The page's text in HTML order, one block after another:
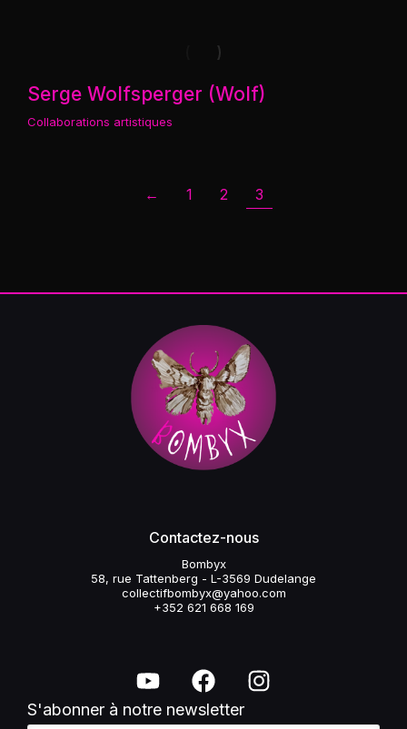
Serge Wolfsperger (Wolf)
Collaborations artistiques
← 1 2 3
Contactez-nous
Bombyx
58, rue Tattenberg - L-3569 Dudelange
collectifbombyx@yahoo.com
+352 621 668 169
S'abonner à notre newsletter